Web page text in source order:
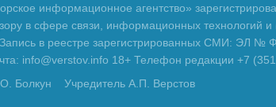
информационное агентство»
в сфере связи, информационных технологий и
в реестре зарегистрированных СМИ: ЭЛ №
info@verstov.info 18+ Телефон редакции +7
Болкун
Учредитель А.П. Верстов